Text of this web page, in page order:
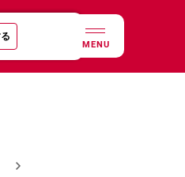
MENU